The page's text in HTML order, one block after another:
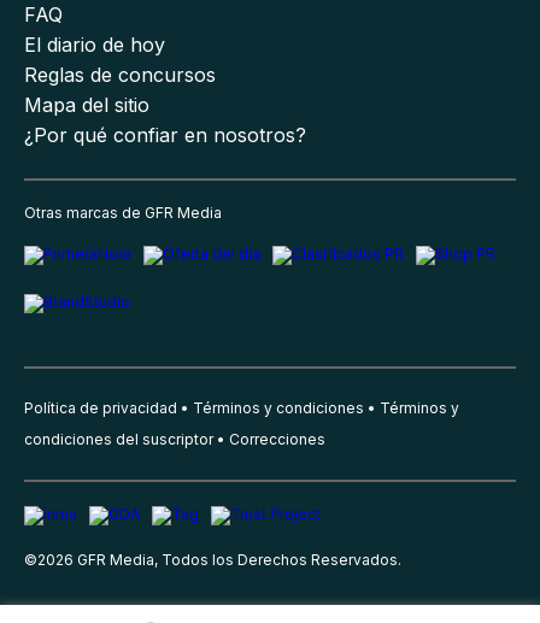
FAQ
El diario de hoy
Reglas de concursos
Mapa del sitio
¿Por qué confiar en nosotros?
Otras marcas de GFR Media
Política de privacidad Términos y condiciones
Términos y
condiciones del suscriptor
Correcciones
©2026 GFR Media, Todos los Derechos Reservados.